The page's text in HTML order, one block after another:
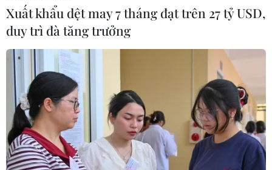
TIN CÙNG CHUYÊN MỤC
Pháp cảnh giác nguy cơ thao túng
thông tin trước bầu cử tổng thống
năm 2027
09/08/2026 07:45
Mỹ đánh giá thỏa thuận hòa bình
Armenia-Azerbaijan và sáng kiến
TRIPP
Xuất khẩu dệt may 7 tháng đạt trên 27 tỷ USD,
duy trì đà tăng trưởng